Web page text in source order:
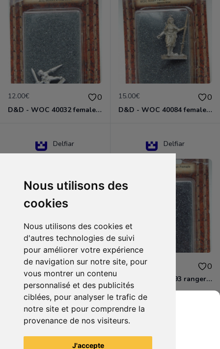
Nous utilisons des
cookies
Nous utilisons des cookies et
d'autres technologies de suivi
pour améliorer votre expérience
de navigation sur notre site, pour
vous montrer un contenu
personnalisé et des publicités
ciblées, pour analyser le trafic de
notre site et pour comprendre la
provenance de nos visiteurs.
J'accepte
12.00€ 0
D&D - WOC 40032 female halfling rogue Miniature - Donjons Dragons
15.00€ 0
D&D - WOC 40084 female human wizard Miniature - Donjons Dragons
Delfiar
15.00€ 0
D&D - 88286 paladin human male Miniature - Donjons Dragons
Delfiar
12.00€ 0
D&D - WOC 40093 ranger human female Miniature - Donjons Dragons
Voir tous les articles du vendeur
Grenier du Geek